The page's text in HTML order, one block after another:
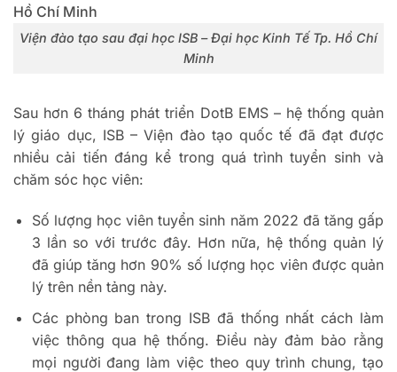
Viện đào tạo sau đại học ISB – Đại học Kinh Tế Tp. Hồ Chí
Minh
Sau hơn 6 tháng phát triển DotB EMS – hệ thống quản
lý giáo dục, ISB – Viện đào tạo quốc tế đã đạt được
nhiều cải tiến đáng kể trong quá trình tuyển sinh và
chăm sóc học viên:
Số lượng học viên tuyển sinh năm 2022 đã tăng gấp
3 lần so với trước đây. Hơn nữa, hệ thống quản lý
đã giúp tăng hơn 90% số lượng học viên được quản
lý trên nền tảng này.
Các phòng ban trong ISB đã thống nhất cách làm
việc thông qua hệ thống. Điều này đảm bảo rằng
mọi người đang làm việc theo quy trình chung, tạo